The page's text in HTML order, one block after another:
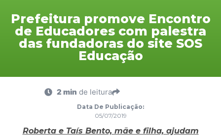
Prefeitura promove Encontro
de Educadores com palestra
das fundadoras do site SOS
Educação
2 min de leitura
Data De Publicação:
05/07/2019
Roberta e Taís Bento, mãe e filha, ajudam